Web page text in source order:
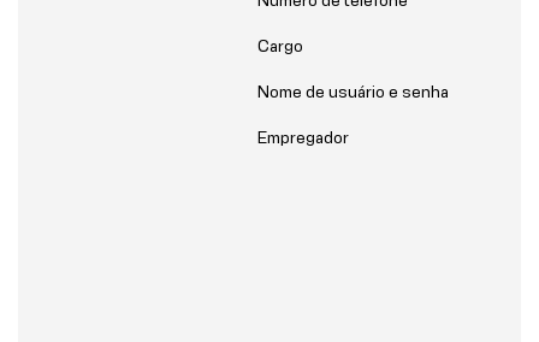
Cargo
Nome de usuário e senha
Empregador